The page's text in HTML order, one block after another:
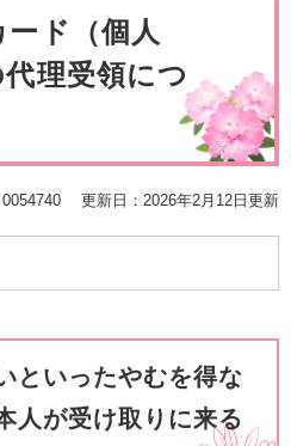
ド（個人
理受領につ
更新日：2026年2月12日更新
といったやむを得な
人が受け取りに来る